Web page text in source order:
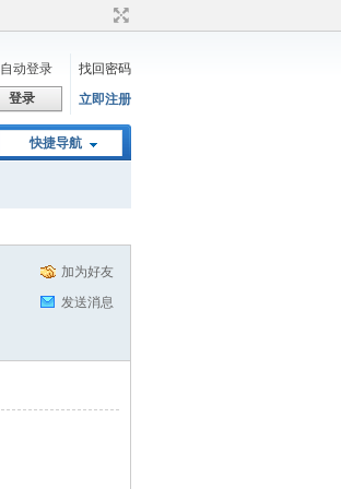
自动登录
找回密码
登录 立即注册
快捷导航
加为好友
发送消息